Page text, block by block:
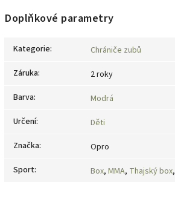
Doplňkové parametry
Kategorie:
Chrániče zubů
Záruka:
2 roky
Barva:
Modrá
Určení:
Děti
Značka:
Opro
Sport: Box, MMA, Thajský box,